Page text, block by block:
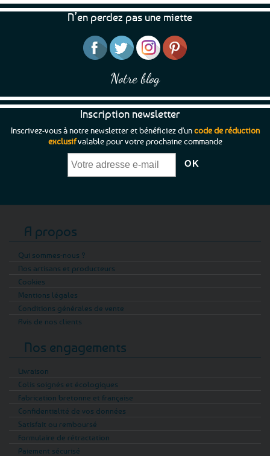
N’en perdez pas une miette
Notre blog
Inscription newsletter
Inscrivez-vous à notre newsletter et bénéficiez d'uncode de réduction
exclusifvalable pour votre prochaine commande
A propos
Qui sommes-nous ?
Nos artisans et producteurs
Cookies
Mentions légales
Conditions générales de vente
Avis de nos clients
Nos engagements
Livraison
Colis soignés et écologiques
Fabrication bretonne et française
Confidentialité de vos données
Satisfait ou remboursé
Formulaire de rétractation
Paiement sécurisé